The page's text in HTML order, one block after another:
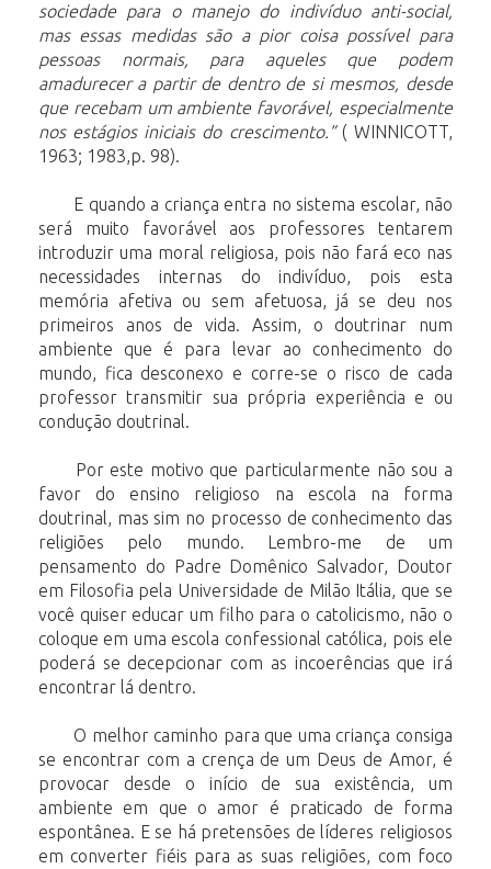
sociedade para o manejo do indivíduo anti-social,
mas essas medidas são a pior coisa possível para
pessoas normais, para aqueles que podem
amadurecer a partir de dentro de si mesmos, desde
que recebam um ambiente favorável, especialmente
nos estágios iniciais do crescimento.”( WINNICOTT,
1963; 1983,p. 98).
E quando a criança entra no sistema escolar, não
será muito favorável aos professores tentarem
introduzir uma moral religiosa, pois não fará eco nas
necessidades internas do indivíduo, pois esta
memória afetiva ou sem afetuosa, já se deu nos
primeiros anos de vida. Assim, o doutrinar num
ambiente que é para levar ao conhecimento do
mundo, fica desconexo e corre-se o risco de cada
professor transmitir sua própria experiência e ou
condução doutrinal.
Por este motivo que particularmente não sou a
favor do ensino religioso na escola na forma
doutrinal, mas sim no processo de conhecimento das
religiões pelo mundo. Lembro-me de um
pensamento do Padre Domênico Salvador, Doutor
em Filosofia pela Universidade de Milão Itália, que se
você quiser educar um filho para o catolicismo, não o
coloque em uma escola confessional católica, pois ele
poderá se decepcionar com as incoerências que irá
encontrar lá dentro.
O melhor caminho para que uma criança consiga
se encontrar com a crença de um Deus de Amor, é
provocar desde o início de sua existência, um
ambiente em que o amor é praticado de forma
espontânea. E se há pretensões de líderes religiosos
em converter fiéis para as suas religiões, com foco